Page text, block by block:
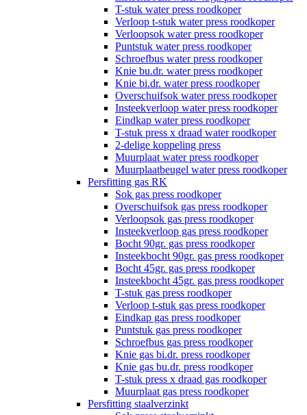
T-stuk water press roodkoper
Verloop t-stuk water press roodkoper
Verloopsok water press roodkoper
Puntstuk water press roodkoper
Schroefbus water press roodkoper
Knie bu.dr. water press roodkoper
Knie bi.dr. water press roodkoper
Overschuifsok water press roodkoper
Insteekverloop water press roodkoper
Eindkap water press roodkoper
T-stuk press x draad water roodkoper
2-delige koppeling press
Muurplaat water press roodkoper
Muurplaatbeugel water press roodkoper
Persfitting gas RK
Sok gas press roodkoper
Overschuifsok gas press roodkoper
Verloopsok gas press roodkoper
Insteekverloop gas press roodkoper
Bocht 90gr. gas press roodkoper
Insteekbocht 90gr. gas press roodkoper
Bocht 45gr. gas press roodkoper
Insteekbocht 45gr. gas press roodkoper
T-stuk gas press roodkoper
Verloop t-stuk gas press roodkoper
Eindkap gas press roodkoper
Puntstuk gas press roodkoper
Schroefbus gas press roodkoper
Knie gas bi.dr. press roodkoper
Knie gas bu.dr. press roodkoper
T-stuk press x draad gas roodkoper
Muurplaat gas press roodkoper
Persfitting staalverzinkt